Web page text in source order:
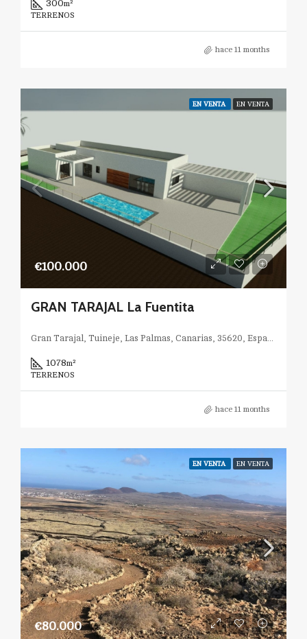
300m²
TERRENOS
hace 11 months
EN VENTA EN VENTA
€100.000
GRAN TARAJAL La Fuentita
Gran Tarajal, Tuineje, Las Palmas, Canarias, 35620, España
1078m²
TERRENOS
hace 11 months
EN VENTA EN VENTA
€80.000